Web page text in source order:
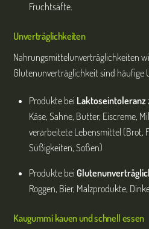
Fruchtsäfte.
Unverträglichkeiten
Nahrungsmittelunverträglichkeiten
Glutenunverträglichkeit sind häufige
Produkte bei Laktoseintoleranz
Käse, Sahne, Butter, Eiscreme,
verarbeitete Lebensmittel (Brot,
Süßigkeiten, Soßen)
Produkte bei
Roggen, Bier, Malzprodukte,
Kaugummi kauen und schnell essen